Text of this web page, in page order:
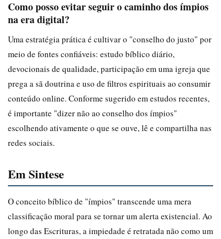
Como posso evitar seguir o caminho dos ímpios
na era digital?
Uma estratégia prática é cultivar o "conselho do justo" por
meio de fontes confiáveis: estudo bíblico diário,
devocionais de qualidade, participação em uma igreja que
prega a sã doutrina e uso de filtros espirituais ao consumir
conteúdo online. Conforme sugerido em estudos recentes,
é importante "dizer não ao conselho dos ímpios"
escolhendo ativamente o que se ouve, lê e compartilha nas
redes sociais.
Em Sintese
O conceito bíblico de "ímpios" transcende uma mera
classificação moral para se tornar um alerta existencial. Ao
longo das Escrituras, a impiedade é retratada não como um